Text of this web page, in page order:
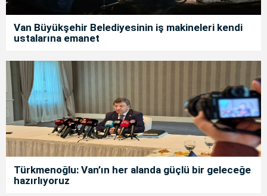
Van Büyükşehir Belediyesinin iş makineleri kendi
ustalarına emanet
Türkmenoğlu: Van’ın her alanda güçlü bir geleceğe
hazırlıyoruz